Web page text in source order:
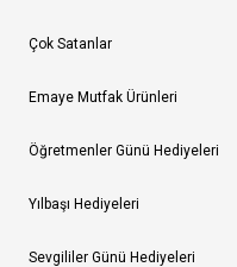
Çok Satanlar
Emaye Mutfak Ürünleri
Öğretmenler Günü Hediyeleri
Yılbaşı Hediyeleri
Sevgililer Günü Hediyeleri